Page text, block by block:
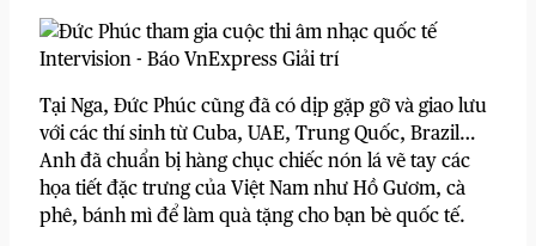
Tại Nga, Đức Phúc cũng đã có dịp gặp gỡ và giao lưu
với các thí sinh từ Cuba, UAE, Trung Quốc, Brazil…
Anh đã chuẩn bị hàng chục chiếc nón lá vẽ tay các
họa tiết đặc trưng của Việt Nam như Hồ Gươm, cà
phê, bánh mì để làm quà tặng cho bạn bè quốc tế.